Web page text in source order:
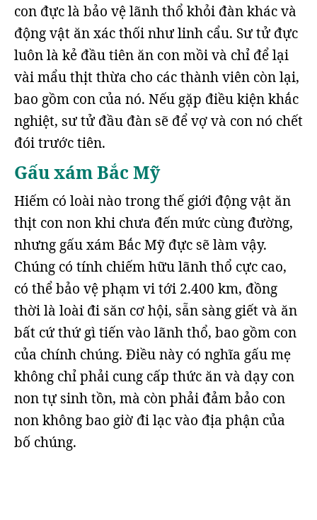
con đực là bảo vệ lãnh thổ khỏi đàn khác và
động vật ăn xác thối như linh cẩu. Sư tử đực
luôn là kẻ đầu tiên ăn con mồi và chỉ để lại
vài mẩu thịt thừa cho các thành viên còn lại,
bao gồm con của nó. Nếu gặp điều kiện khắc
nghiệt, sư tử đầu đàn sẽ để vợ và con nó chết
đói trước tiên.
Gấu xám Bắc Mỹ
Hiếm có loài nào trong thế giới động vật ăn
thịt con non khi chưa đến mức cùng đường,
nhưng gấu xám Bắc Mỹ đực sẽ làm vậy.
Chúng có tính chiếm hữu lãnh thổ cực cao,
có thể bảo vệ phạm vi tới 2.400 km, đồng
thời là loài đi săn cơ hội, sẵn sàng giết và ăn
bất cứ thứ gì tiến vào lãnh thổ, bao gồm con
của chính chúng. Điều này có nghĩa gấu mẹ
không chỉ phải cung cấp thức ăn và dạy con
non tự sinh tồn, mà còn phải đảm bảo con
non không bao giờ đi lạc vào địa phận của
bố chúng.